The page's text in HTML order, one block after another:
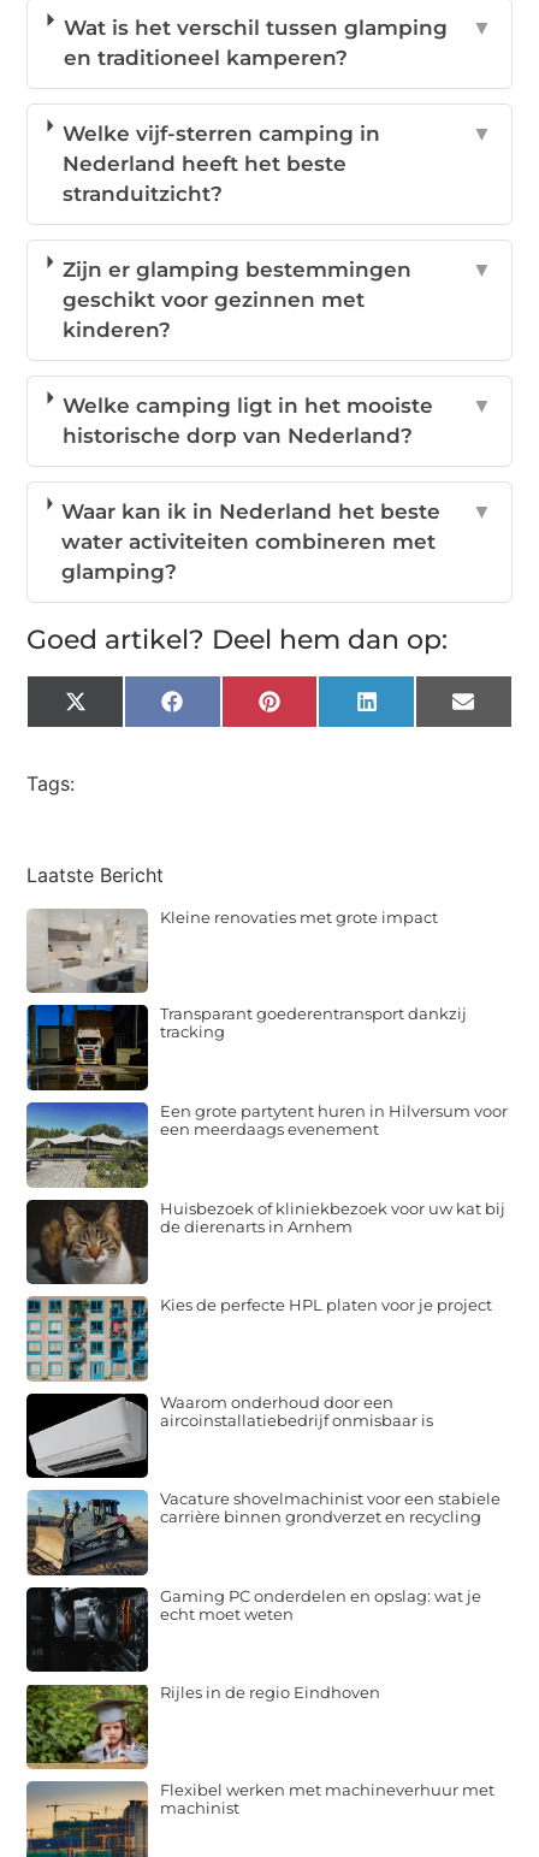
Wat is het verschil tussen glamping
en traditioneel kamperen?
▼
Welke vijf-sterren camping in
Nederland heeft het beste
stranduitzicht?
▼
Zijn er glamping bestemmingen
geschikt voor gezinnen met
kinderen?
▼
Welke camping ligt in het mooiste
historische dorp van Nederland?
▼
Waar kan ik in Nederland het beste
water activiteiten combineren met
glamping?
▼
Goed artikel? Deel hem dan op:
X
(Twitter)
FacebookPinterestLinkedInEmail
Tags:
Laatste Bericht
Kleine renovaties met grote impact
Transparant goederentransport dankzij
tracking
Een grote partytent huren in Hilversum voor
een meerdaags evenement
Huisbezoek of kliniekbezoek voor uw kat bij
de dierenarts in Arnhem
Kies de perfecte HPL platen voor je project
Waarom onderhoud door een
aircoinstallatiebedrijf onmisbaar is
Vacature shovelmachinist voor een stabiele
carrière binnen grondverzet en recycling
Gaming PC onderdelen en opslag: wat je
echt moet weten
Rijles in de regio Eindhoven
Flexibel werken met machineverhuur met
machinist